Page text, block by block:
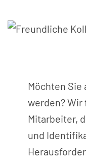
Möchten Sie
werden?
Mitarbeiter,
und